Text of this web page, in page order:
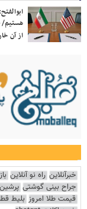
هستیم/
از آن
خبرآنلاین راه نو آنلاین
جراح بینی گوشتی
قیمت طلا امروز بلیط